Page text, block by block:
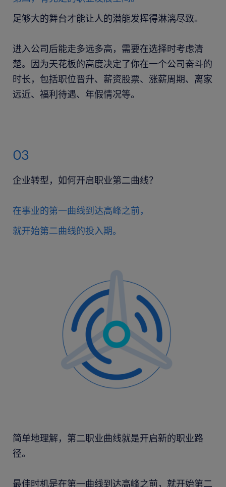
足够大的舞台才能让人的潜能发挥得淋漓尽致。
进入公司后能走多远多高，需要在选择时考虑清
楚。因为天花板的高度决定了你在一个公司奋斗的
时长，包括职位晋升、薪资股票、涨薪周期、离家
远近、福利待遇、年假情况等。
03
企业转型，如何开启职业第二曲线？
在事业的第一曲线到达高峰之前，
就开始第二曲线的投入期。
简单地理解，第二职业曲线就是开启新的职业路
径。
最佳时机是在第一曲线到达高峰之前，就开始第二